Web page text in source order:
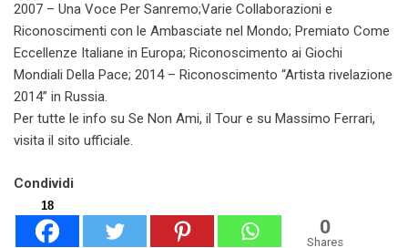
2007 – Una Voce Per Sanremo;Varie Collaborazioni e
Riconoscimenti con le Ambasciate nel Mondo; Premiato Come
Eccellenze Italiane in Europa; Riconoscimento ai Giochi
Mondiali Della Pace; 2014 – Riconoscimento “Artista rivelazione
2014” in Russia.
Per tutte le info su Se Non Ami, il Tour e su Massimo Ferrari,
visita il sito ufficiale.
Condividi
18
0
Shares